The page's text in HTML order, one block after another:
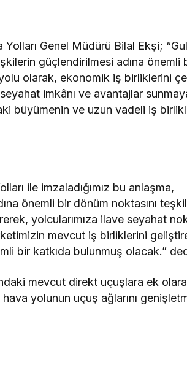
Yolları Genel Müdürü Bilal Ekşi; “
güçlendirilmesi adına önemli
olarak, ekonomik iş birliklerini
imkânı ve avantajlar
büyümenin ve uzun vadeli iş
ile imzaladığımız bu anlaşma,
önemli bir dönüm noktasını
, yolcularımıza ilave seyahat
mevcut iş birliklerini
bir katkıda bulunmuş olacak.”
mevcut direkt uçuşlara ek
yolunun uçuş ağlarını